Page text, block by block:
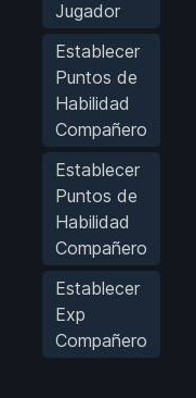
Jugador
Establecer
Puntos de
Habilidad
Compañero
Establecer
Puntos de
Habilidad
Compañero
Establecer
Exp
Compañero